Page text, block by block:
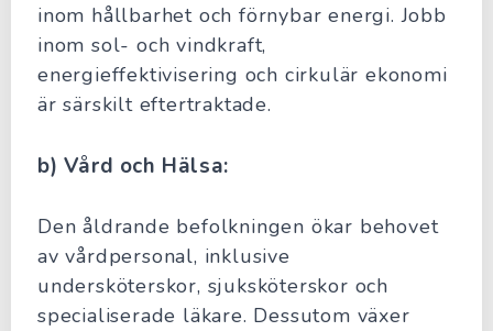
inom hållbarhet och förnybar energi. Jobb
inom sol- och vindkraft,
energieffektivisering och cirkulär ekonomi
är särskilt eftertraktade.
b) Vård och Hälsa:
Den åldrande befolkningen ökar behovet
av vårdpersonal, inklusive
undersköterskor, sjuksköterskor och
specialiserade läkare. Dessutom växer